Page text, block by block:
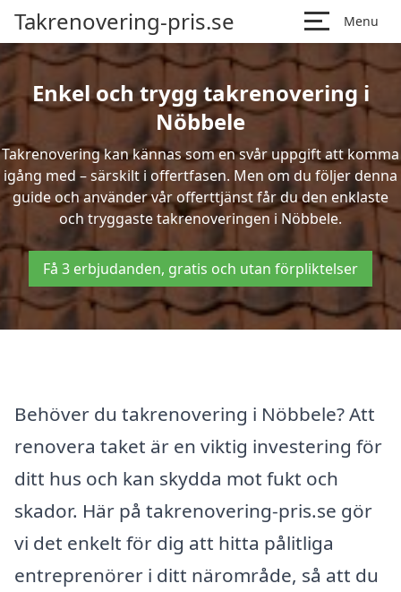
Takrenovering-pris.se Menu
Enkel och trygg takrenovering i
Nöbbele
Takrenovering kan kännas som en svår uppgift att komma
igång med – särskilt i offertfasen. Men om du följer denna
guide och använder vår offerttjänst får du den enklaste
och tryggaste takrenoveringen i Nöbbele.
Få 3 erbjudanden, gratis och utan förpliktelser
Behöver du takrenovering i Nöbbele? Att
renovera taket är en viktig investering för
ditt hus och kan skydda mot fukt och
skador. Här på takrenovering-pris.se gör
vi det enkelt för dig att hitta pålitliga
entreprenörer i ditt närområde, så att du